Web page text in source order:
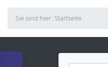
Sie sind hier: Startseite